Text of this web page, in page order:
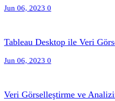
Jun 06, 2023 0
Tableau Desktop ile Veri
Jun 06, 2023 0
Veri Görselleştirme ve